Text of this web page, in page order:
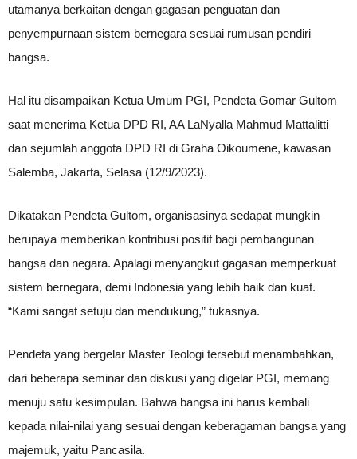
utamanya berkaitan dengan gagasan penguatan dan
penyempurnaan sistem bernegara sesuai rumusan pendiri
bangsa.
Hal itu disampaikan Ketua Umum PGI, Pendeta Gomar Gultom
saat menerima Ketua DPD RI, AA LaNyalla Mahmud Mattalitti
dan sejumlah anggota DPD RI di Graha Oikoumene, kawasan
Salemba, Jakarta, Selasa (12/9/2023).
Dikatakan Pendeta Gultom, organisasinya sedapat mungkin
berupaya memberikan kontribusi positif bagi pembangunan
bangsa dan negara. Apalagi menyangkut gagasan memperkuat
sistem bernegara, demi Indonesia yang lebih baik dan kuat.
“Kami sangat setuju dan mendukung,” tukasnya.
Pendeta yang bergelar Master Teologi tersebut menambahkan,
dari beberapa seminar dan diskusi yang digelar PGI, memang
menuju satu kesimpulan. Bahwa bangsa ini harus kembali
kepada nilai-nilai yang sesuai dengan keberagaman bangsa yang
majemuk, yaitu Pancasila.